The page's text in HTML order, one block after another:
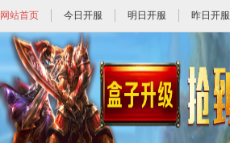
网站首页 今日开服 明日开服 昨日开服